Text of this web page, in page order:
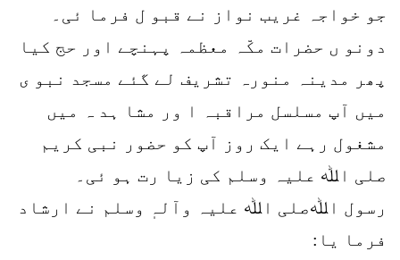
جو خواجہ غریب نواز نے قبو ل فرما ئی۔
دونو ں حضرات مکّہ معظمہ پہنچے اور حج کیا
پھر مدینہ منورہ تشریف لے گئے مسجد نبو ی
میں آپ مسلسل مراقبہ ا ور مشا ہد ہ میں
مشغول رہے ایک روز آپ کو حضور نبی کریم
صلی اﷲ علیہ وسلم کی زیا رت ہو ئی۔
رسول اﷲصلی اﷲ علیہ وآلہٖ وسلم نے ارشاد
فرما یا: